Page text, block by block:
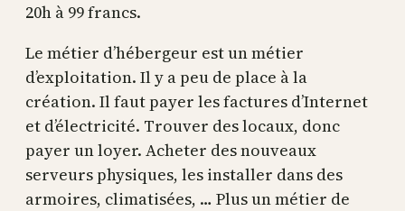
20h à 99 francs.
Le métier d’hébergeur est un métier
d’exploitation. Il y a peu de place à la
création. Il faut payer les factures d’Internet
et d’électricité. Trouver des locaux, donc
payer un loyer. Acheter des nouveaux
serveurs physiques, les installer dans des
armoires, climatisées, … Plus un métier de